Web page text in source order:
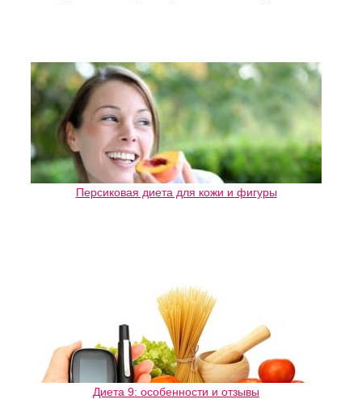
Персиковая диета для кожи и фигуры
Диета 9: особенности и отзывы